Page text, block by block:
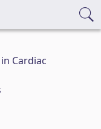
Cardiac